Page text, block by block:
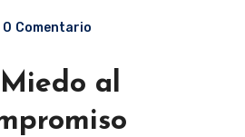
0 Comentario
al